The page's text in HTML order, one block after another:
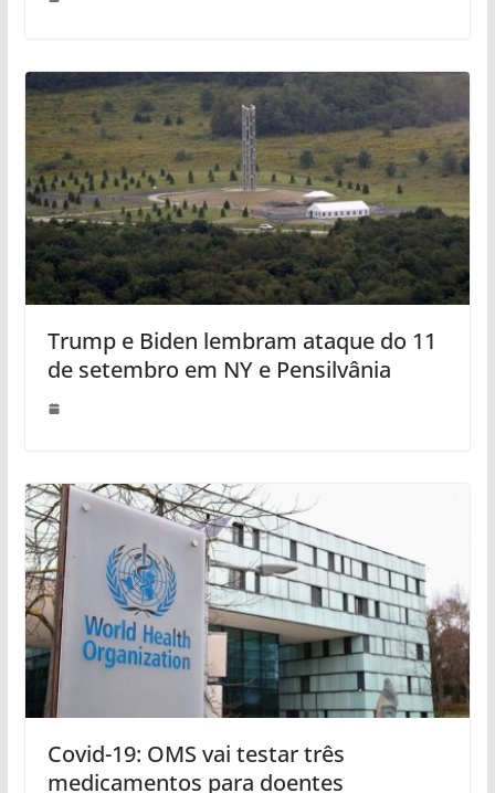
Trump e Biden lembram ataque do 11
de setembro em NY e Pensilvânia
Covid-19: OMS vai testar três
medicamentos para doentes